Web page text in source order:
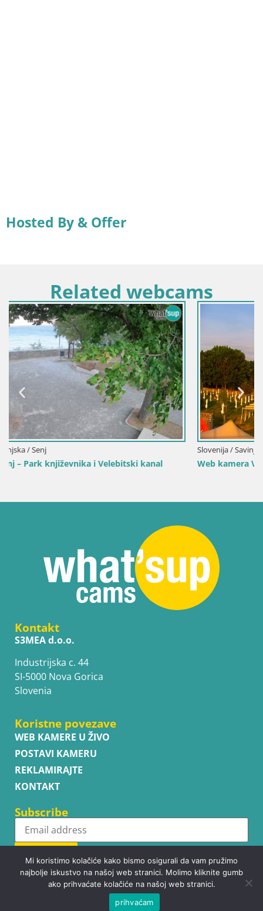
Hosted By & Offer
Related webcams
Slovenija / Savinjska / Velenje
Web kamera Velenjsko jezero – Plaža Velenje uživo
Kontakt
S3MEA d.o.o.
Industrijska c. 44
SI-5000 Nova Gorica
Slovenia
Koristne povezave
WEB KAMERE U ŽIVO
POSTAVI KAMERU
REKLAMIRAJTE
KONTAKT
Subscribe
Subscribe
Copyright © WhatsupCams 2016 - 2026. All right reserved.
Mi koristimo kolačiće kako bismo osigurali da vam pružimo
najbolje iskustvo na našoj web stranici. Molimo kliknite gumb
ako prihvaćate kolačiće na našoj web stranici.
prihvaćam